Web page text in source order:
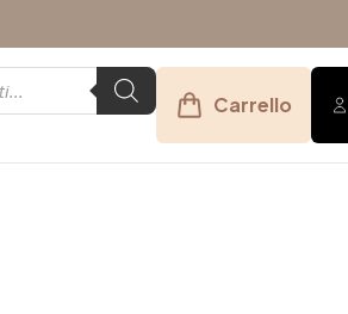
Carrello